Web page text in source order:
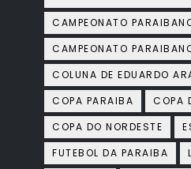
CAMPEONATO
CAMPEONATO
COLUNA DE EDUARDO
COPA PARAIBA
COPA
COPA DO NORDESTE
FUTEBOL DA PARAIBA